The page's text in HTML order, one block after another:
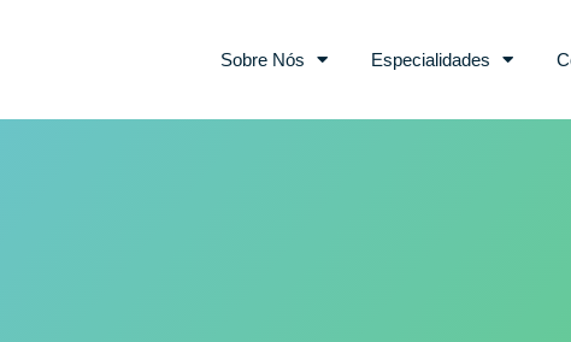
Sobre Nós Especialidades